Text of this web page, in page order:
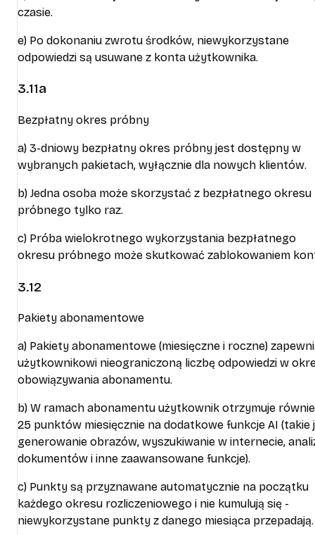
czasie.
e) Po dokonaniu zwrotu środków, niewykorzystane
odpowiedzi są usuwane z konta użytkownika.
3.11a
Bezpłatny okres próbny
a) 3-dniowy bezpłatny okres próbny jest dostępny w
wybranych pakietach, wyłącznie dla nowych klientów.
b) Jedna osoba może skorzystać z bezpłatnego okresu
próbnego tylko raz.
c) Próba wielokrotnego wykorzystania bezpłatnego
okresu próbnego może skutkować zablokowaniem
3.12
Pakiety abonamentowe
a) Pakiety abonamentowe (miesięczne i roczne)
użytkownikowi nieograniczoną liczbę odpowiedzi w
obowiązywania abonamentu.
b) W ramach abonamentu użytkownik otrzymuje
25 punktów miesięcznie na dodatkowe funkcje AI (takie
generowanie obrazów, wyszukiwanie w internecie,
dokumentów i inne zaawansowane funkcje).
c) Punkty są przyznawane automatycznie na początku
każdego okresu rozliczeniowego i nie kumulują się -
niewykorzystane punkty z danego miesiąca przepadają.